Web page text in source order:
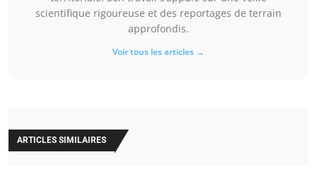
scientifique rigoureuse et des reportages de terrain
approfondis.
Voir tous les articles →
ARTICLES SIMILAIRES